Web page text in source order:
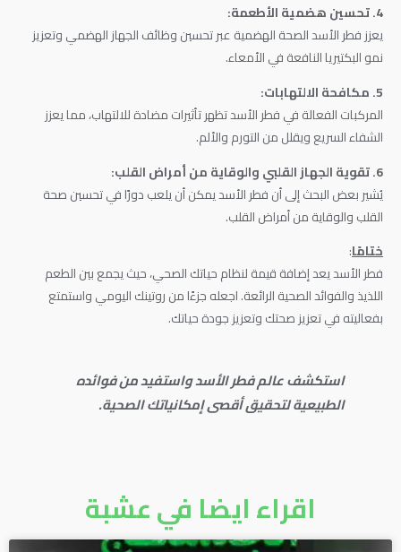
4. تحسين هضمية الأطعمة:
يعزز فطر الأسد الصحة الهضمية عبر تحسين وظائف الجهاز الهضمي وتعزيز
نمو البكتيريا النافعة في الأمعاء.
5. مكافحة الالتهابات:
المركبات الفعالة في فطر الأسد تظهر تأثيرات مضادة للالتهاب، مما يعزز
الشفاء السريع ويقلل من التورم والألم.
6. تقوية الجهاز القلبي والوقاية من أمراض القلب:
يُشير بعض البحث إلى أن فطر الأسد يمكن أن يلعب دورًا في تحسين صحة
القلب والوقاية من أمراض القلب.
ختامًا:
فطر الأسد يعد إضافة قيمة لنظام حياتك الصحي، حيث يجمع بين الطعم
اللذيذ والفوائد الصحية الرائعة. اجعله جزءًا من روتينك اليومي واستمتع
بفعاليته في تعزيز صحتك وتعزيز جودة حياتك.
استكشف عالم فطر الأسد واستفيد من فوائده
الطبيعية لتحقيق أقصى إمكانياتك الصحية.
اقراء ايضا في عشبة